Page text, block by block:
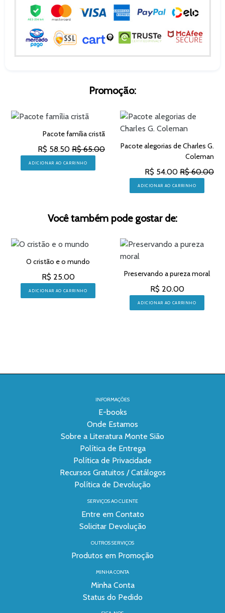
Promoção:
Pacote família cristã
R$ 58.50 R$ 65.00
ADICIONAR AO CARRINHO
Pacote alegorias de Charles G.
Coleman
R$ 54.00 R$ 60.00
ADICIONAR AO CARRINHO
Você também pode gostar de:
O cristão e o mundo
R$ 25.00
ADICIONAR AO CARRINHO
Preservando a pureza moral
R$ 20.00
ADICIONAR AO CARRINHO
INFORMAÇÕES
E-books
Onde Estamos
Sobre a Literatura Monte Sião
Política de Entrega
Política de Privacidade
Recursos Gratuitos / Catálogos
Política de Devolução
SERVIÇOS AO CLIENTE
Entre em Contato
Solicitar Devolução
OUTROS SERVIÇOS
Produtos em Promoção
MINHA CONTA
Minha Conta
Status do Pedido